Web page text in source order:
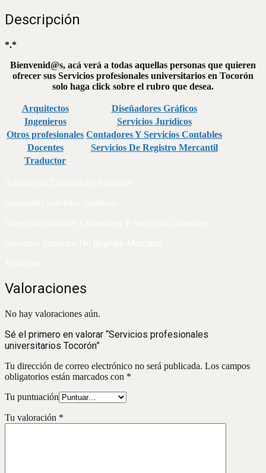
Descripción
*.*
Bienvenid@s, acá verá a todas aquellas personas que quieren
ofrecer sus Servicios profesionales universitarios en Tocorón
solo haga click sobre el rubro que desea.
Arquitectos
Diseñadores Gráficos
Ingenieros
Servicios Jurídicos
Otros profesionales Contadores Y Servicios Contables
Docentes
Servicios De Registro Mercantil
Traductor
Valoraciones
No hay valoraciones aún.
Sé el primero en valorar “Servicios profesionales
universitarios Tocorón”
Tu dirección de correo electrónico no será publicada. Los campos
obligatorios están marcados con *
Tu puntuación
Tu valoración *